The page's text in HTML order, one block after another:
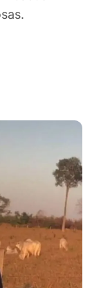
em casos